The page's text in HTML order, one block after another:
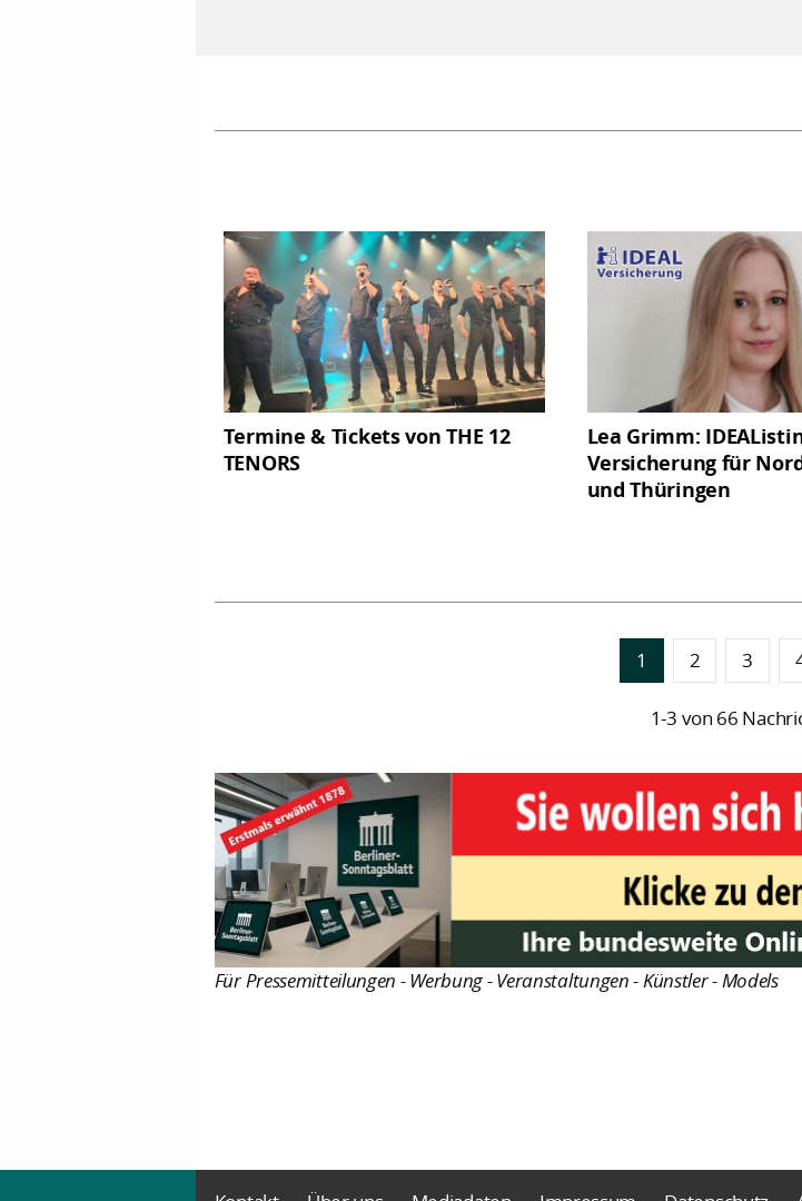
Termine & Tickets von THE 12
TENORS
Lea Grimm:
Versicherung für
und Thüringen
1 2 3
1-3 von 66
Für Pressemitteilungen - Werbung - Veranstaltungen - Künstler - Models